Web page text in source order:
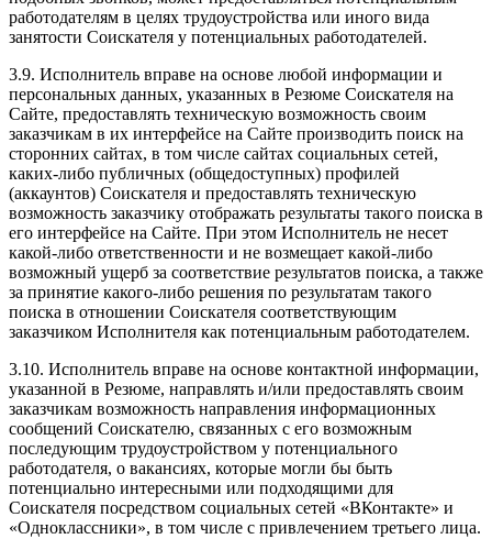
работодателям в целях трудоустройства или иного вида
занятости Соискателя у потенциальных работодателей.
3.9. Исполнитель вправе на основе любой информации и
персональных данных, указанных в Резюме Соискателя на
Сайте, предоставлять техническую возможность своим
заказчикам в их интерфейсе на Сайте производить поиск на
сторонних сайтах, в том числе сайтах социальных сетей,
каких-либо публичных (общедоступных) профилей
(аккаунтов) Соискателя и предоставлять техническую
возможность заказчику отображать результаты такого поиска в
его интерфейсе на Сайте. При этом Исполнитель не несет
какой-либо ответственности и не возмещает какой-либо
возможный ущерб за соответствие результатов поиска, а также
за принятие какого-либо решения по результатам такого
поиска в отношении Соискателя соответствующим
заказчиком Исполнителя как потенциальным работодателем.
3.10. Исполнитель вправе на основе контактной информации,
указанной в Резюме, направлять и/или предоставлять своим
заказчикам возможность направления информационных
сообщений Соискателю, связанных с его возможным
последующим трудоустройством у потенциального
работодателя, о вакансиях, которые могли бы быть
потенциально интересными или подходящими для
Соискателя посредством социальных сетей «ВКонтакте» и
«Одноклассники», в том числе с привлечением третьего лица.